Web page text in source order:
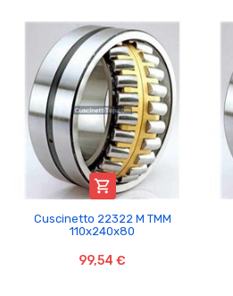

Cuscinetto 22322 M TMM
110x240x80
99,54 €